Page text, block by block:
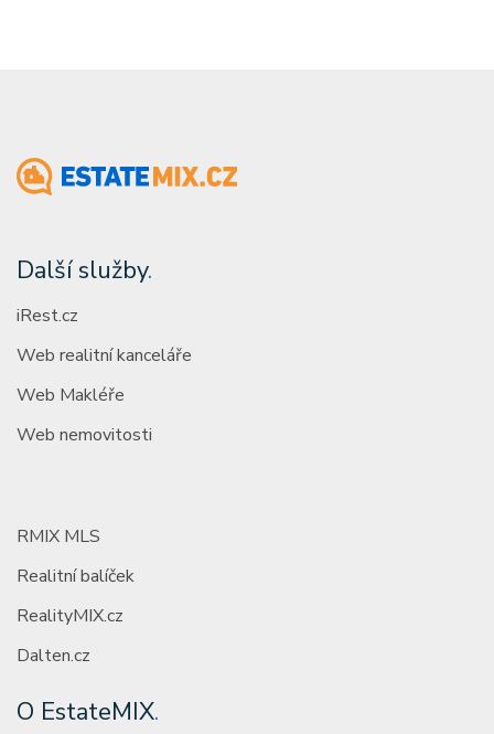
Další služby.
iRest.cz
Web realitní kanceláře
Web Makléře
Web nemovitosti
RMIX MLS
Realitní balíček
RealityMIX.cz
Dalten.cz
O EstateMIX.